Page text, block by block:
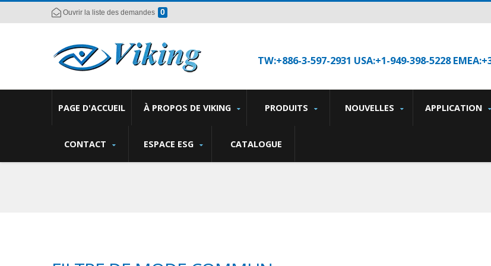
Ouvrir la liste des demandes 0
TW:+886-3-597-2931 USA:+1-949-398-5228
PAGE D'ACCUEIL À PROPOS DE VIKING PRODUITS NOUVELLES APPLICATION
CONTACT ESPACE ESG CATALOGUE